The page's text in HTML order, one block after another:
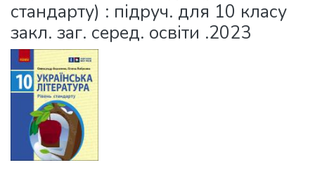
стандарту) : підруч. для 10 класу
закл. заг. серед. освіти .2023